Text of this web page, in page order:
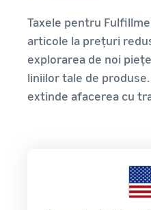
Taxele pentru
articole la prețuri
explorarea de noi
liniilor tale de
extinde afacerea cu